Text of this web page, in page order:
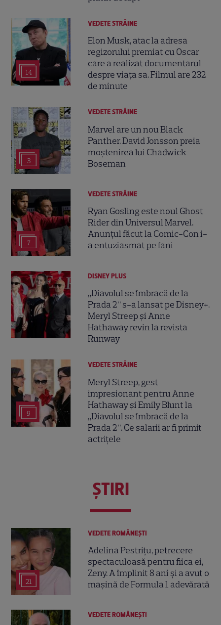
14
VEDETE STRĂINE
Elon Musk, atac la adresa
regizorului premiat cu Oscar
care a realizat documentarul
despre viața sa. Filmul are 232
de minute
3
VEDETE STRĂINE
Marvel are un nou Black
Panther. David Jonsson preia
moștenirea lui Chadwick
Boseman
7
VEDETE STRĂINE
Ryan Gosling este noul Ghost
Rider din Universul Marvel.
Anunțul făcut la Comic-Con i-
a entuziasmat pe fani
DISNEY PLUS
„Diavolul se îmbracă de la
Prada 2” s-a lansat pe Disney+.
Meryl Streep și Anne
Hathaway revin la revista
Runway
9
VEDETE STRĂINE
Meryl Streep, gest
impresionant pentru Anne
Hathaway și Emily Blunt la
„Diavolul se îmbracă de la
Prada 2”. Ce salarii ar fi primit
actrițele
ŞTIRI
21
VEDETE ROMÂNEŞTI
Adelina Pestrițu, petrecere
spectaculoasă pentru fiica ei,
Zeny. A împlinit 8 ani și a avut o
mașină de Formula 1 adevărată
VEDETE ROMÂNEŞTI